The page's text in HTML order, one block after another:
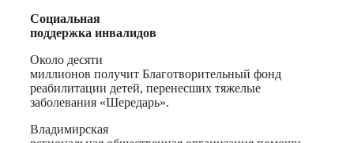
Социальная
поддержка инвалидов
Около десяти
миллионов получит Благотворительный фонд
реабилитации детей, перенесших тяжелые
заболевания «Шередарь».
Владимирская